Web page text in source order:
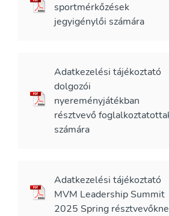
sportmérkőzések
jegyigénylői számára
Adatkezelési tájékoztató
dolgozói
nyereményjátékban
résztvevő
számára
Adatkezelési tájékoztató
MVM Leadership Summit
2025 Spring